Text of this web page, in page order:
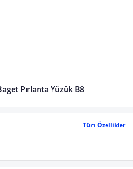
Pırlanta Yüzük B8
Tüm Özellikler